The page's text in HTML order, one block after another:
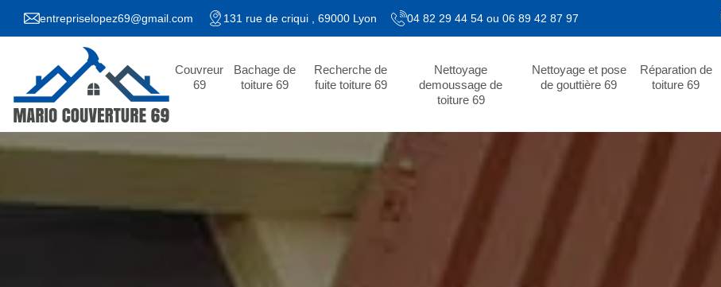
entrepriselopez69@gmail.com 131 rue de criqui , 69000 Lyon 04 82 29 44 54 ou 06 89 42 87 97
Couvreur
69
Bachage de
toiture 69
Recherche de
fuite toiture 69
Nettoyage
demoussage de
toiture 69
Nettoyage et pose
de gouttière 69
Réparation de
toiture 69